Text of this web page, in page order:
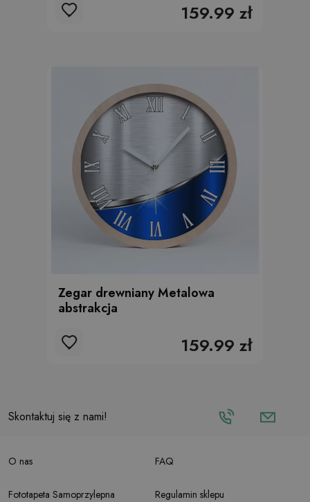
159.99 zł
Zegar drewniany Metalowa
abstrakcja
159.99 zł
Skontaktuj się z nami!
O nas
Fototapeta Samoprzylepna
FAQ
Regulamin sklepu